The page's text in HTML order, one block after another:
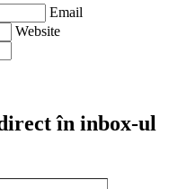
Email
Website
în inbox-ul